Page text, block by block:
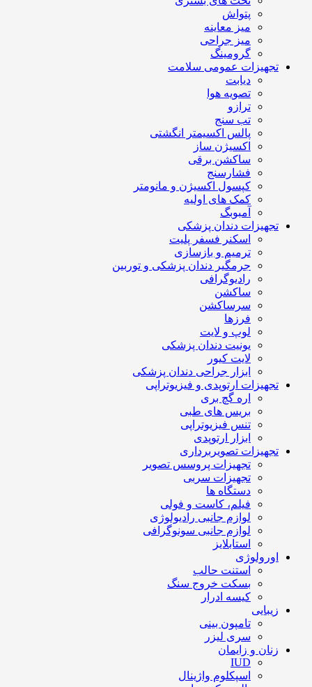
پتواش
میز معاینه
میز جراحی
گرومینگ
تجهیزات عمومی سلامت
دیابت
تصویه هوا
ترازو
تب سنج
پالس اکسیمتر انگشتی
اکسیژن ساز
ساکشن برقی
فشارسنج
کپسول اکسیژن و مانومتر
کمک های اولیه
آمبوبگ
تجهیزات دندان پزشکی
اسکنر فسفر پلیت
ترمیم و بازسازی
جرمگیر دندان پزشکی و توربین
رادیوگرافی
ساکشن
سرساکشن
فرزها
لوپ و لایت
یونیت دندان پزشکی
لایت کیور
ابزار جراحی دندان پزشکی
تجهیزات ارتوپدی و فیزیوتراپی
اره گچ بری
بریس های طبی
تنس فیزیوتراپی
ابزار ارتوپدی
تجهیزات تصویربرداری
تجهیزات پروسس تصویر
تجهیزات سربی
دستگاه ها
فیلم، کاست و فولی
لوازم جانبی رادیولوژی
لوازم جانبی سونوگرافی
استابلایز
اورولوژی
استنت حالب
بسکت خروج سنگ
کیسه ادرار
زیبایی
تامپون بینی
سری لیزر
زنان و زایمان
IUD
اسپکلوم واژینال